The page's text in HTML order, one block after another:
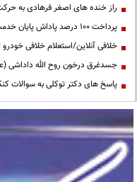
راز خنده های اصغر فرهادی به
پرداخت ۱۰۰ درصد پاداش پایان خدمت فرهنگیان
خلافی آنلاین/استعلام خلافی خودرو
جسدغرق درخون روح الله داداشی
پاسخ های دکتر توکلی به سوالات